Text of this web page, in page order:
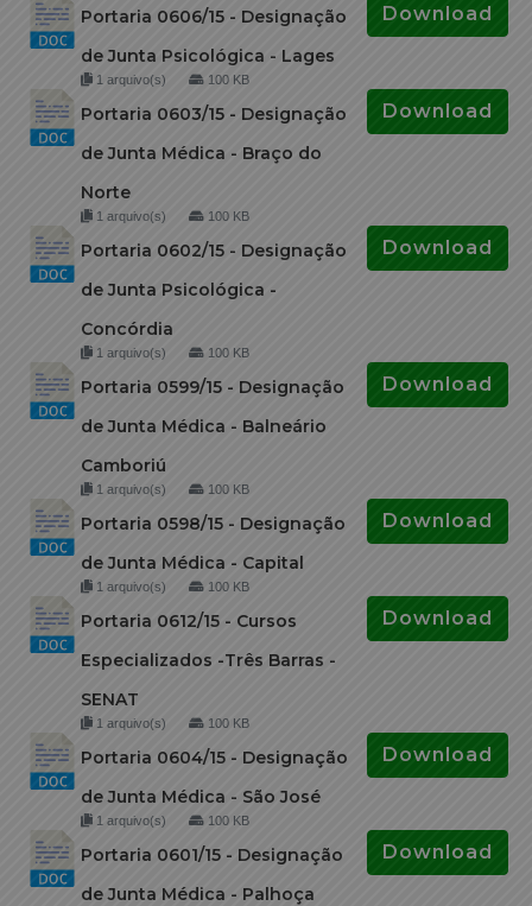
Portaria 0606/15 - Designação
de Junta Psicológica - Lages
1 arquivo(s) 100 KB
Download
Portaria 0603/15 - Designação
de Junta Médica - Braço do
Norte
1 arquivo(s) 100 KB
Download
Portaria 0602/15 - Designação
de Junta Psicológica -
Concórdia
1 arquivo(s) 100 KB
Download
Portaria 0599/15 - Designação
de Junta Médica - Balneário
Camboriú
1 arquivo(s) 100 KB
Download
Portaria 0598/15 - Designação
de Junta Médica - Capital
1 arquivo(s) 100 KB
Download
Portaria 0612/15 - Cursos
Especializados -Três Barras -
SENAT
1 arquivo(s) 100 KB
Download
Portaria 0604/15 - Designação
de Junta Médica - São José
1 arquivo(s) 100 KB
Download
Portaria 0601/15 - Designação
de Junta Médica - Palhoça
Download